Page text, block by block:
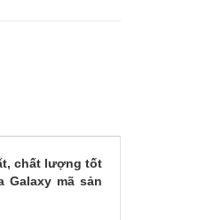
chất lượng tốt
Galaxy mã sản